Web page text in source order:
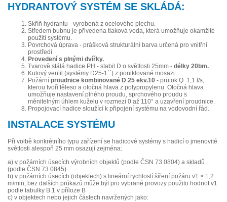
HYDRANTOVÝ SYSTÉM SE SKLÁDÁ:
Skříň hydrantu - vyrobená z ocelového plechu.
Středem bubnu je přivedena tlaková voda, která umožňuje okamžité
použití systému.
Povrchová úprava - prášková strukturální barva určená pro vnitřní
prostředí
Provedení s plnými dvířky.
Tvarově stálá hadice PH - stabil D o světlosti 25mm - délky 20bm.
Kulový ventil (systémy D25-1´´) z poniklované mosazi.
Požární proudnice kombinované D 25 ekv.10 - průtok Q 1,1 l/s,
kterou tvoří těleso a otočná hlava z polypropylenu. Otočná hlava
umožňuje nastavení plného proudu, sprchového proudu s
měnitelným úhlem kuželu v rozmezí 0 až 110° a uzavření proudnice.
Propojovací hadice sloužící k připojení systému na vodovodní řád.
INSTALACE SYSTÉMU
Při volbě konkrétního typu zařízení se hadicové systémy s hadicí o jmenovité
světlosti alespoň 25 mm osazují zejména:
a) v požárních úsecích výrobních objektů (podle ČSN 73 0804) a skladů
(podle ČSN 73 0845)
b) v požárních úsecích (objektech) s lineární rychlostí šíření požáru v1 > 1,2
m/min; bez dalších průkazů může být pro vybrané provozy použito hodnot v1
podle tabulky B.1 v příloze B
c) v objektech nebo jejich částech navržených jako: